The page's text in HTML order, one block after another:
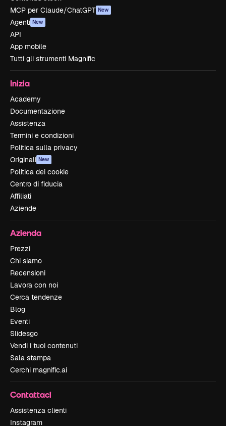
MCP per Claude/ChatGPT New
Agenti New
API
App mobile
Tutti gli strumenti Magnific
Inizia
Academy
Documentazione
Assistenza
Termini e condizioni
Politica sulla privacy
Originali New
Politica dei cookie
Centro di fiducia
Affiliati
Aziende
Azienda
Prezzi
Chi siamo
Recensioni
Lavora con noi
Cerca tendenze
Blog
Eventi
Slidesgo
Vendi i tuoi contenuti
Sala stampa
Cerchi magnific.ai
Contattaci
Assistenza clienti
Instagram